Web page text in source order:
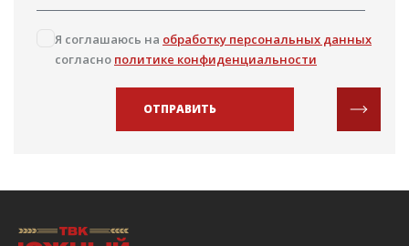
Я соглашаюсь на обработку персональных данных
согласно политике конфиденциальности
ОТПРАВИТЬ